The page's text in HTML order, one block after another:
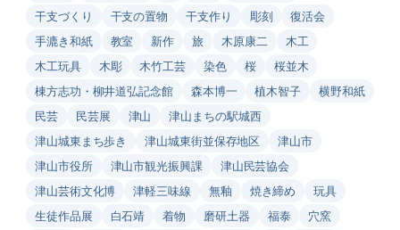
干支づくり
干支の置物 干支作り 彫刻
復活会
手漉き和紙
教室 新作 旅 木原康二
木工
木工玩具
木彫 木竹工芸 染色 桜
桜並木
棟方志功・柳井道弘記念館
森本博一 植木智子
横野和紙
民芸
民芸展 津山
津山まちの駅城西
津山城東まち歩き
津山城東街並保存地区
津山市
津山市役所
津山市観光振興課
津山民芸協会
津山芸術文化博
津軽三味線 無釉 焼き締め
玩具
生徒作品展
白石靖 着物 磨研土器 福泰
穴窯